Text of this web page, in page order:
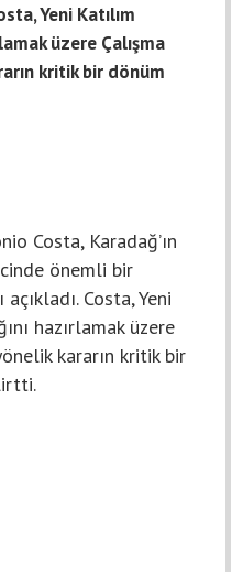
Yeni Katılım
üzere Çalışma
kritik bir dönüm
Costa, Karadağ’ın
önemli bir
açıkladı. Costa, Yeni
hazırlamak üzere
kararın kritik bir